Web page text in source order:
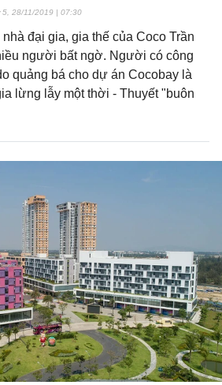
5, 28/11/2019 | 07:30
đại gia, gia thế của Coco Trần
người bất ngờ. Người có công
quảng bá cho dự án Cocobay là
lừng lẫy một thời - Thuyết "buôn